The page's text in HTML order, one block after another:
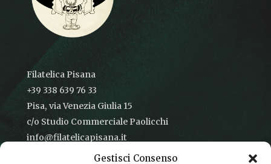
Gestisci Consenso
Filatelica Pisana
+39 338 639 76 33
Pisa, via Venezia Giulia 15
c/o Studio Commerciale Paolicchi
info@filatelicapisana.it